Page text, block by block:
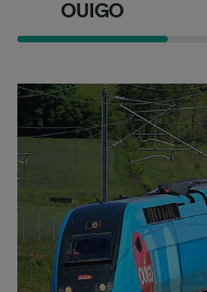
OUIGO